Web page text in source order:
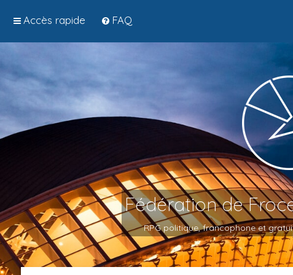
Accès rapide FAQ
Fédération de
RPG politique, francophone et